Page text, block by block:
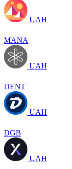
UAH
MANA
UAH
DENT
UAH
DGB
UAH